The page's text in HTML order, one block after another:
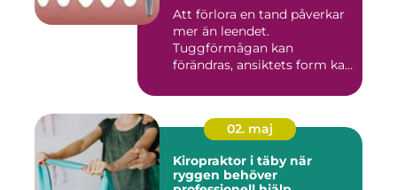
Att förlora en tand påverkar
mer än leendet.
Tuggförmågan kan
förändras, ansiktets form kan
02. maj
Kiropraktor i täby när
ryggen behöver